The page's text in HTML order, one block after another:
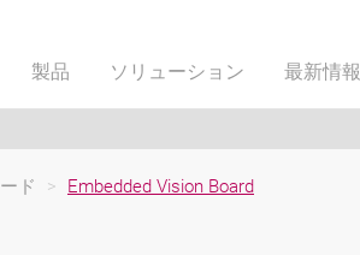
製品 ソリューション 最新情報
ド > Embedded Vision Board